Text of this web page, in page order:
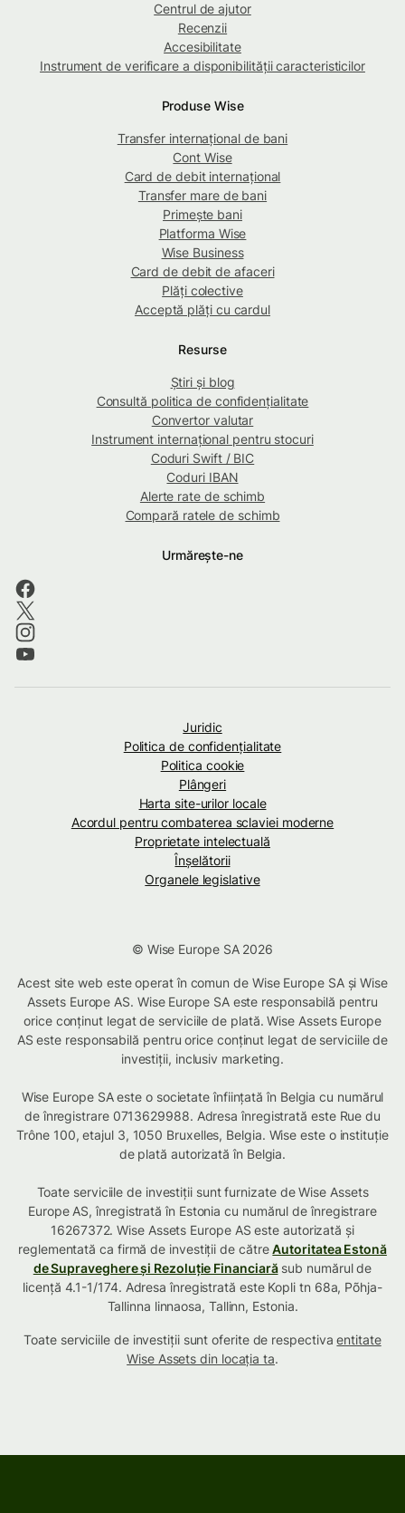
Centrul de ajutor
Recenzii
Accesibilitate
Instrument de verificare a disponibilității caracteristicilor
Produse Wise
Transfer internațional de bani
Cont Wise
Card de debit internațional
Transfer mare de bani
Primește bani
Platforma Wise
Wise Business
Card de debit de afaceri
Plăți colective
Acceptă plăți cu cardul
Resurse
Știri și blog
Consultă politica de confidențialitate
Convertor valutar
Instrument internațional pentru stocuri
Coduri Swift / BIC
Coduri IBAN
Alerte rate de schimb
Compară ratele de schimb
Urmărește-ne
Juridic
Politica de confidenţialitate
Politica cookie
Plângeri
Harta site-urilor locale
Acordul pentru combaterea sclaviei moderne
Proprietate intelectuală
Înșelătorii
Organele legislative
© Wise Europe SA 2026
Acest site web este operat în comun de Wise Europe SA și Wise
Assets Europe AS. Wise Europe SA este responsabilă pentru
orice conținut legat de serviciile de plată. Wise Assets Europe
AS este responsabilă pentru orice conținut legat de serviciile de
investiții, inclusiv marketing.
Wise Europe SA este o societate înființată în Belgia cu numărul
de înregistrare 0713629988. Adresa înregistrată este Rue du
Trône 100, etajul 3, 1050 Bruxelles, Belgia. Wise este o instituție
de plată autorizată în Belgia.
Toate serviciile de investiții sunt furnizate de Wise Assets
Europe AS, înregistrată în Estonia cu numărul de înregistrare
16267372. Wise Assets Europe AS este autorizată și
reglementată ca firmă de investiții de cătreAutoritatea Estonă
de Supraveghere și Rezoluție Financiarăsub numărul de
licență 4.1-1/174. Adresa înregistrată este Kopli tn 68a, Põhja-
Tallinna linnaosa, Tallinn, Estonia.
Toate serviciile de investiții sunt oferite de respectivaentitate
Wise Assets din locația ta.